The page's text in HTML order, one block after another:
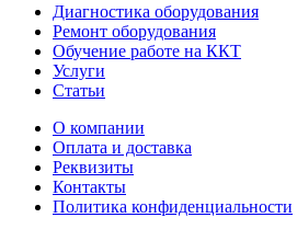
Диагностика оборудования
Ремонт оборудования
Обучение работе на ККТ
Услуги
Статьи
О компании
Оплата и доставка
Реквизиты
Контакты
Политика конфиденциальности